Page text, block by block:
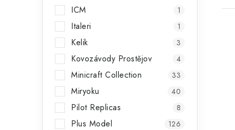
ICM 1
Italeri 1
Kelik 3
Kovozávody Prostějov 4
Minicraft Collection 33
Miryoku 40
Pilot Replicas 8
Plus Model 126